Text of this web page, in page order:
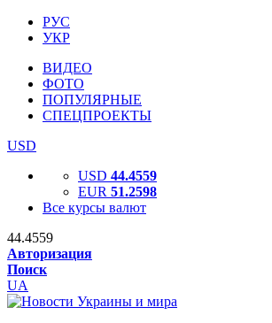
РУС
УКР
ВИДЕО
ФОТО
ПОПУЛЯРНЫЕ
СПЕЦПРОЕКТЫ
USD
USD 44.4559
EUR 51.2598
Все курсы валют
44.4559
Авторизация
Поиск
UA